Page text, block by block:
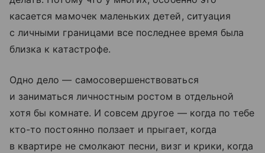
касается мамочек маленьких детей, ситуация
с личными границами все последнее время была
близка к катастрофе.
Одно дело — самосовершенствоваться
и заниматься личностным ростом в отдельной
хотя бы комнате. И совсем другое — когда по тебе
кто-то постоянно ползает и прыгает, когда
в квартире не смолкают песни, визг и крики, когда